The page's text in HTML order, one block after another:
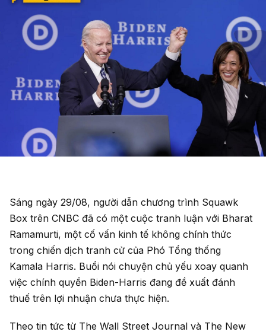
Sáng ngày 29/08, người dẫn chương trình Squawk
Box trên CNBC đã có một cuộc tranh luận với Bharat
Ramamurti, một cố vấn kinh tế không chính thức
trong chiến dịch tranh cử của Phó Tổng thống
Kamala Harris. Buổi nói chuyện chủ yếu xoay quanh
việc chính quyền Biden-Harris đang đề xuất đánh
thuế trên lợi nhuận chưa thực hiện.
Theo tin tức từ The Wall Street Journal và The New